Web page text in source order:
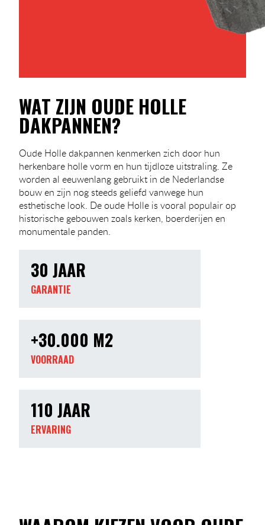
WAT ZIJN OUDE HOLLE
DAKPANNEN?
Oude Holle dakpannen kenmerken zich door hun
herkenbare holle vorm en hun tijdloze uitstraling. Ze
worden al eeuwenlang gebruikt in de Nederlandse
bouw en zijn nog steeds geliefd vanwege hun
esthetische look. De oude Holle is vooral populair op
historische gebouwen zoals kerken, boerderijen en
monumentale panden.
30 JAAR
GARANTIE
+30.000 M2
VOORRAAD
110 JAAR
ERVARING